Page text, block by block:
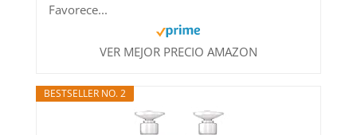
Favorece...
VER MEJOR PRECIO AMAZON
BESTSELLER NO. 2